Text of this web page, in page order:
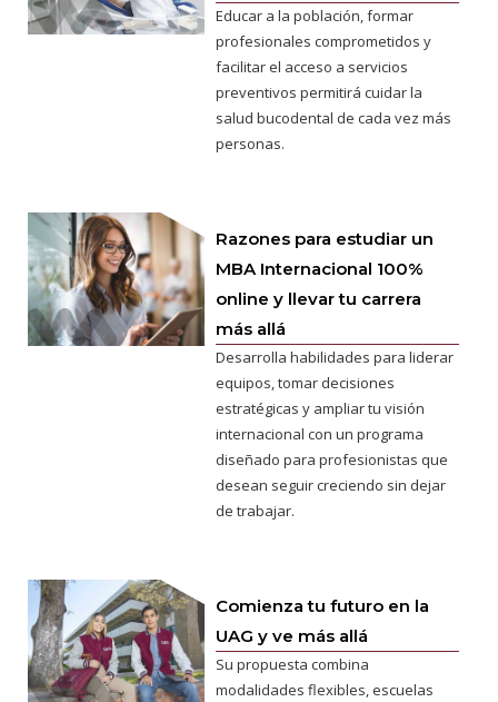
Educar a la población, formar
profesionales comprometidos y
facilitar el acceso a servicios
preventivos permitirá cuidar la
salud bucodental de cada vez más
personas.
Razones para estudiar un
MBA Internacional 100%
online y llevar tu carrera
más allá
Desarrolla habilidades para liderar
equipos, tomar decisiones
estratégicas y ampliar tu visión
internacional con un programa
diseñado para profesionistas que
desean seguir creciendo sin dejar
de trabajar.
Comienza tu futuro en la
UAG y ve más allá
Su propuesta combina
modalidades flexibles, escuelas